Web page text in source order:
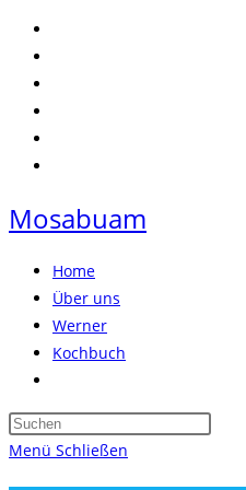
Zum
Inhalt
springen
Mosabuam
Home
Über uns
Werner
Kochbuch
umschalten
Press
Menü Schließen